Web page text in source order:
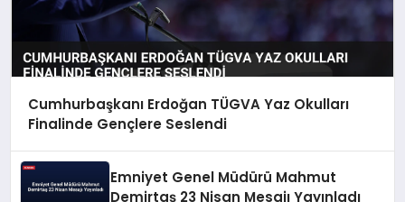
Cumhurbaşkanı Erdoğan TÜGVA Yaz Okulları
Finalinde Gençlere Seslendi
Emniyet Genel Müdürü Mahmut
Demirtaş 23 Nisan Mesajı Yayınladı